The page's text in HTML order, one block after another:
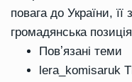
повага до України, її
громадянська
Повʼязані теми
lera_komisaruk